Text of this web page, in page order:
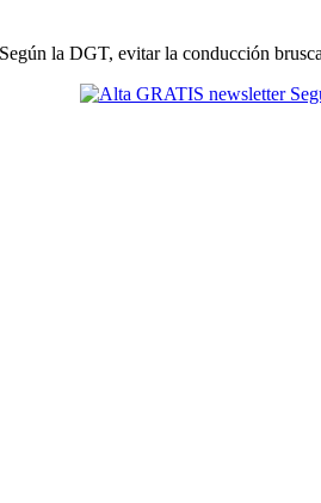
la DGT, evitar la conducción